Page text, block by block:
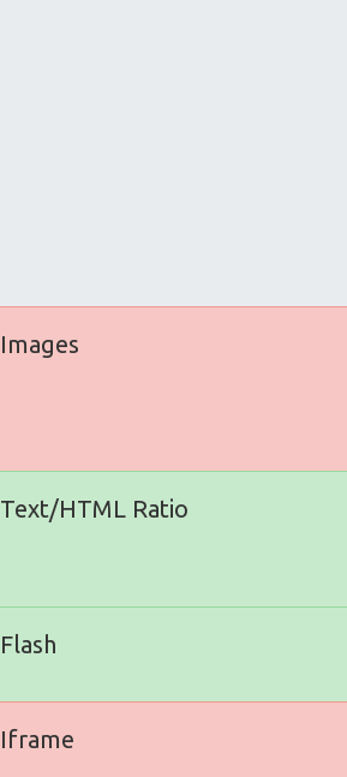
Images
Text/HTML Ratio
Flash
Iframe